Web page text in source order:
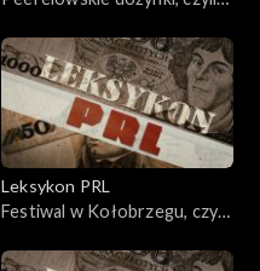
Leksykon PRL
Festiwal w Kołobrzegu, czyli